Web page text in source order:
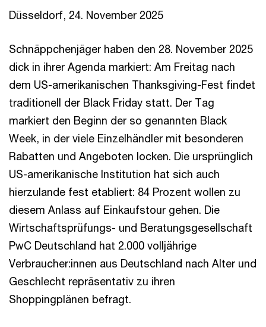
Düsseldorf, 24. November 2025
Schnäppchenjäger haben den 28. November 2025
dick in ihrer Agenda markiert: Am Freitag nach
dem US-amerikanischen Thanksgiving-Fest findet
traditionell der Black Friday statt. Der Tag
markiert den Beginn der so genannten Black
Week, in der viele Einzelhändler mit besonderen
Rabatten und Angeboten locken. Die ursprünglich
US-amerikanische Institution hat sich auch
hierzulande fest etabliert: 84 Prozent wollen zu
diesem Anlass auf Einkaufstour gehen. Die
Wirtschaftsprüfungs- und Beratungsgesellschaft
PwC Deutschland hat 2.000 volljährige
Verbraucher:innen aus Deutschland nach Alter und
Geschlecht repräsentativ zu ihren
Shoppingplänen befragt.